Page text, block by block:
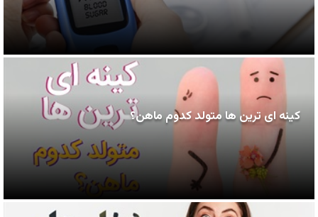
کینه ای ترین ها متولد کدوم ماهن؟